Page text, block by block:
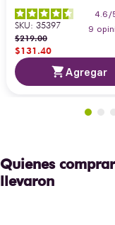
4.6 /
9
SKU: 35397
$219.00
$131.40
Agregar
Quienes
llevaron